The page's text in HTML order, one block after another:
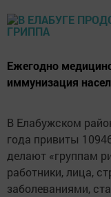
Ежегодно
иммунизация
В Елабужском
года привиты
делают «группам
работники, лица,
заболеваниями,